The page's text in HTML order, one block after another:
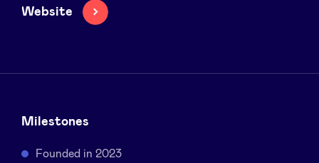
Sponsors
Website
Milestones
Founded in 2023